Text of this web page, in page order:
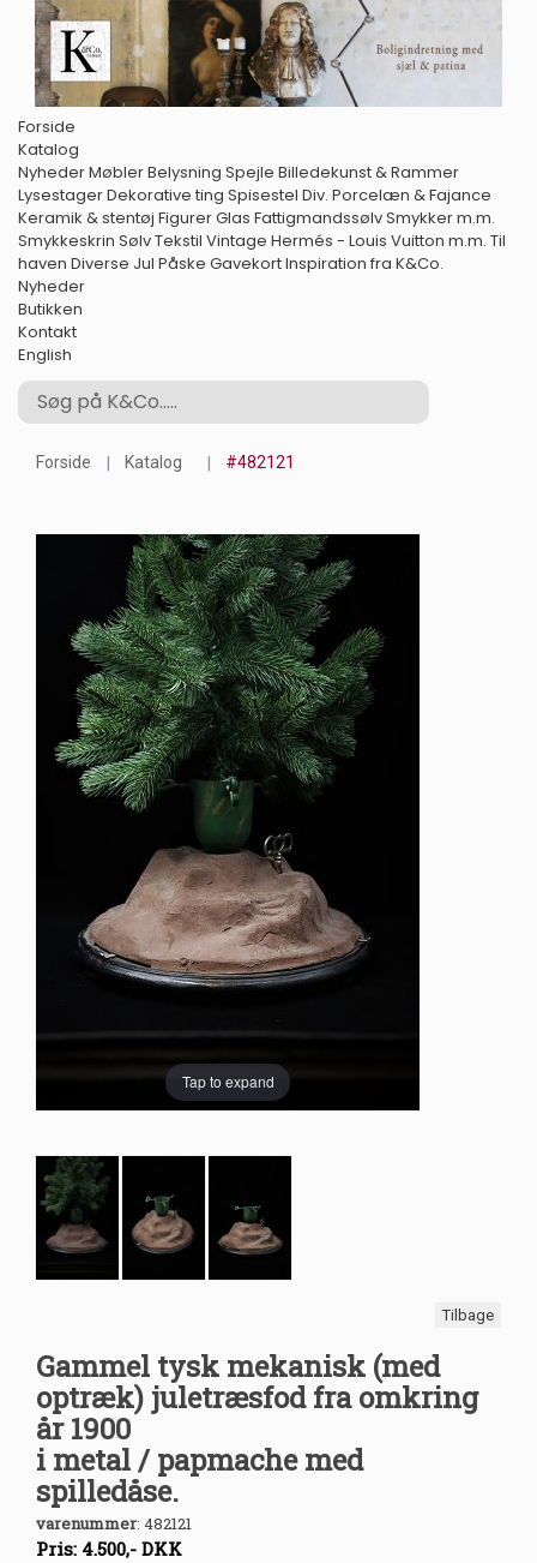
Forside
Katalog
NyhederMøblerBelysning Spejle Billedekunst & Rammer
LysestagerDekorative ting Spisestel Div. Porcelæn & Fajance
Keramik & stentøj FigurerGlas FattigmandssølvSmykker m.m.
Smykkeskrin SølvTekstil Vintage Hermés - Louis Vuitton m.m. Til
haven Diverse Jul Påske GavekortInspiration fra K&Co.
Nyheder
Butikken
Kontakt
English
Forside Katalog #482121
Tap to expand
Tilbage
Gammel tysk mekanisk (med
optræk) juletræsfod fra omkring
år 1900
i metal / papmache med
spilledåse.
varenummer: 482121
Pris: 4.500,- DKK